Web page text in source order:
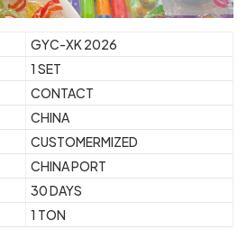
GYC-XK 2026
1 SET
CONTACT
CHINA
CUSTOMERMIZED
CHINA PORT
30 DAYS
1 TON